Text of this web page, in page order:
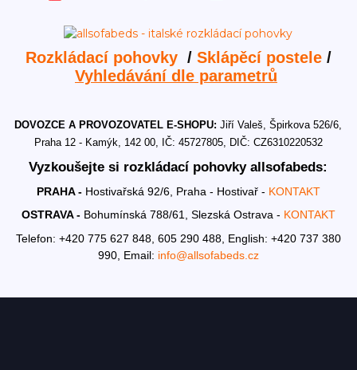
Rozkládací pohovky / Sklápěcí postele/
Vyhledávání dle parametrů
DOVOZCE A PROVOZOVATEL E-SHOPU:Jiří Valeš, Špirkova 526/6,
Praha 12 - Kamýk, 142 00, IČ: 45727805, DIČ: CZ6310220532
Vyzkoušejte si rozkládací pohovky allsofabeds:
PRAHA - Hostivařská 92/6, Praha - Hostivař - KONTAKT
OSTRAVA - Bohumínská 788/61, Slezská Ostrava - KONTAKT
Telefon: +420 775 627 848, 605 290 488, English: +420 737 380
990, Email: info@allsofabeds.cz